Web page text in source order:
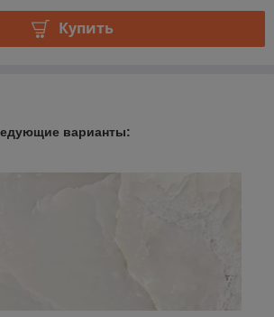
Купить
варианты: